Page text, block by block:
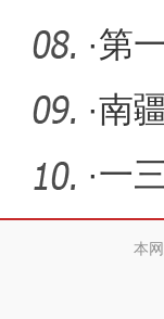
情
·第
举办
·南
实施
·一
廉政
本